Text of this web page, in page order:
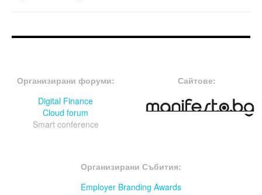
Организирани форуми:
Digital Finance
Cloud forum
Smart conference
Сайтове:
Организирани Събития:
Employer Branding Awards